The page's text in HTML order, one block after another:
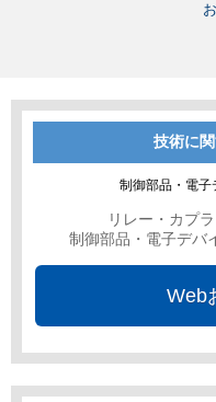
技術に
制御部品・電子
リレー・カプ
制御部品・電子デバ
Web